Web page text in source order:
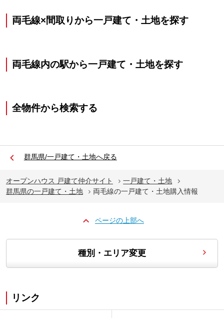
両毛線×間取りから一戸建て・土地を探す
両毛線内の駅から一戸建て・土地を探す
全物件から検索する
群馬県/一戸建て・土地へ戻る
オープンハウス 戸建て仲介サイト
一戸建て・土地
群馬県の一戸建て・土地
両毛線の一戸建て・土地購入情報
ページの上部へ
種別・エリア変更
リンク